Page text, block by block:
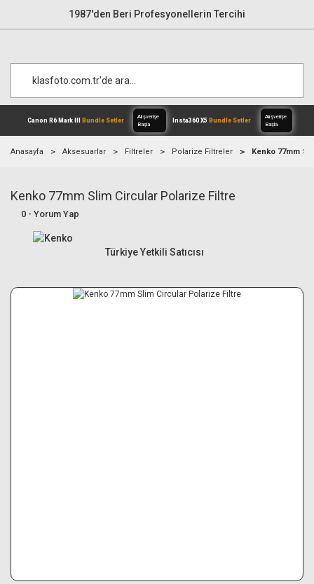
1987'den Beri Profesyonellerin Tercihi
Canon R6 Mark IIIBundle Setler
Alışverişe
Anasayfa Aksesuarlar Filtreler Polarize Filtreler Kenko 77mm
Kenko 77mm Slim Circular Polarize Filtre
0 - Yorum Yap
Türkiye Yetkili Satıcısı